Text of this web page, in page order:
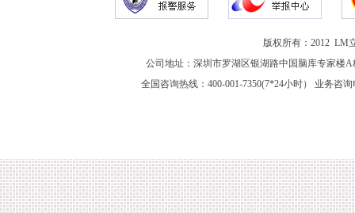
版权所有：2012 LM
公司地址：深圳市罗湖区银湖路中国脑库专家楼
全国咨询热线：400-001-7350(7*24小时） 业务咨